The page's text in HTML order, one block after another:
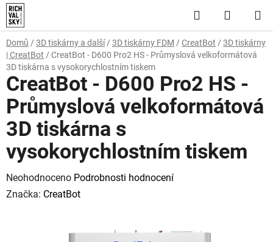
Přejít
na
obsah
Hledat
KOŠÍK
Domů / 3D tiskárny a další / 3D tiskárny FDM / CreatBot / 3D tiskárny
| CreatBot / CreatBot - D600 Pro2 HS - Průmyslová velkoformátová
3D tiskárna s vysokorychlostním tiskem
CreatBot - D600 Pro2 HS -
Průmyslová velkoformátová
3D tiskárna s
vysokorychlostním tiskem
Průměrné
hodnocení
Neohodnoceno Podrobnosti hodnocení
Značka: CreatBot